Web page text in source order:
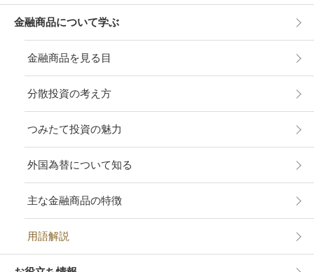
金融商品について学ぶ
金融商品を見る目
分散投資の考え方
つみたて投資の魅力
外国為替について知る
主な金融商品の特徴
用語解説